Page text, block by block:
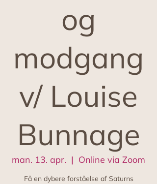
og
modgang
v/ Louise
Bunnage
man. 13. apr.
  |
Online via Zoom
Få en dybere forståelse af Saturns